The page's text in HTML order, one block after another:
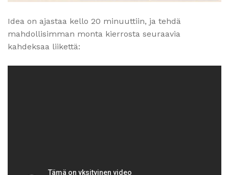
Idea on ajastaa kello 20 minuuttiin, ja tehdä
mahdollisimman monta kierrosta seuraavia
kahdeksaa liikettä: